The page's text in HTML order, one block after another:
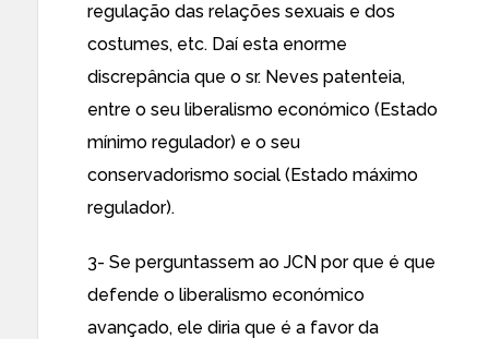
regulação das relações sexuais e dos
costumes, etc. Daí esta enorme
discrepância que o sr. Neves patenteia,
entre o seu liberalismo económico (Estado
mínimo regulador) e o seu
conservadorismo social (Estado máximo
regulador).
3- Se perguntassem ao JCN por que é que
defende o liberalismo económico
avançado, ele diria que é a favor da